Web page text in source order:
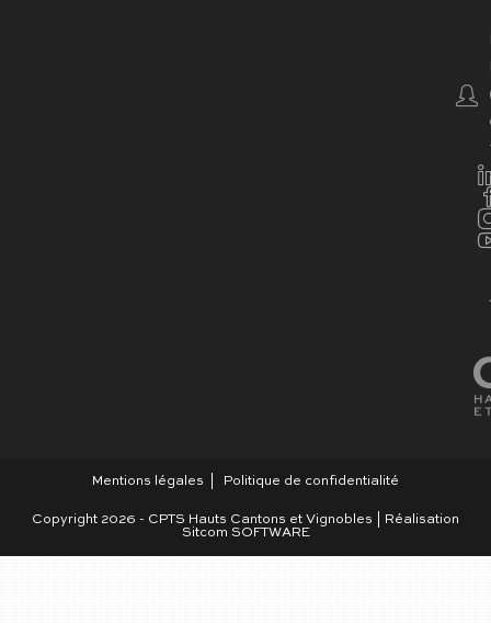
Mentions légales Politique de confidentialité
Copyright 2026 - CPTS Hauts Cantons et Vignobles | Réalisation
Sitcom SOFTWARE